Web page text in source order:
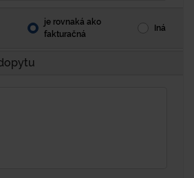
je rovnaká ako
fakturačná
Iná